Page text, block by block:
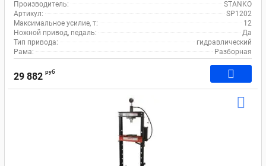
Производитель:
STANKO
Артикул:
SP1202
Максимальное усилие, т:
12
Ножной привод, педаль:
Да
Тип привода:
гидравлический
Рама:
Разборная
29 882 руб